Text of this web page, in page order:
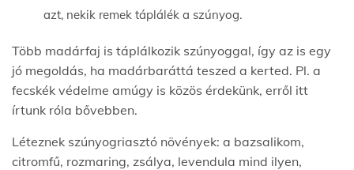
azt, nekik remek táplálék a szúnyog.
Több madárfaj is táplálkozik szúnyoggal, így az is egy
jó megoldás, ha madárbaráttá teszed a kerted. Pl. a
fecskék védelme amúgy is közös érdekünk, erről itt
írtunk róla bővebben.
Léteznek szúnyogriasztó növények: a bazsalikom,
citromfű, rozmaring, zsálya, levendula mind ilyen,